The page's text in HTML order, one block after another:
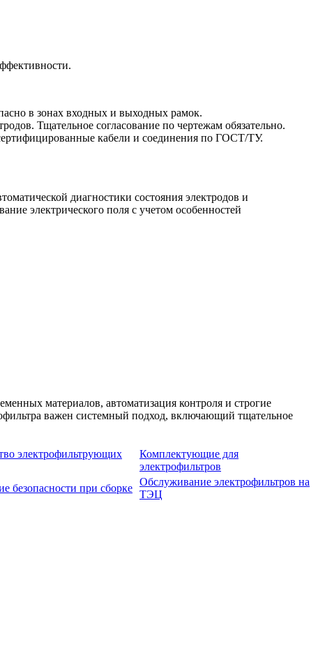
в зонах входных и выходных рамок.
Тщательное согласование по чертежам обязательно.
кабели и соединения по ГОСТ/ТУ.
диагностики состояния электродов и
электрического поля с учетом особенностей
материалов, автоматизация контроля и строгие
важен системный подход, включающий тщательное
электрофильтрующих
Комплектующие для
электрофильтров
безопасности при сборке
Обслуживание электрофильтров на
ТЭЦ